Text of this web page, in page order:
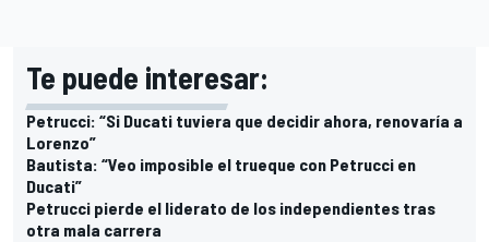
Te puede interesar:
Petrucci: “Si Ducati tuviera que decidir ahora, renovaría a
Lorenzo”
Bautista: “Veo imposible el trueque con Petrucci en
Ducati”
Petrucci pierde el liderato de los independientes tras
otra mala carrera